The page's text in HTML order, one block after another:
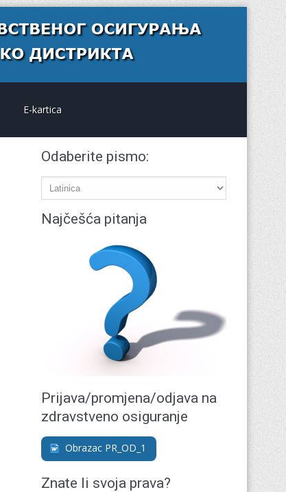
E-kartica
Odaberite pismo:
Najčešća pitanja
Prijava/promjena/odjava na
zdravstveno osiguranje
Obrazac PR_OD_1
Znate li svoja prava?